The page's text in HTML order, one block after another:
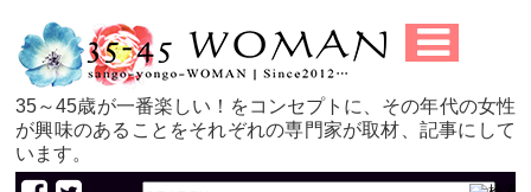
35～45歳が一番楽しい！をコンセプトに、その年代の女性
が興味のあることをそれぞれの専門家が取材、記事にして
います。